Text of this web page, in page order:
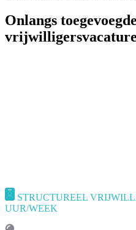
Onlangs toegevoegde
STRUCTUREEL
UUR/WEEK